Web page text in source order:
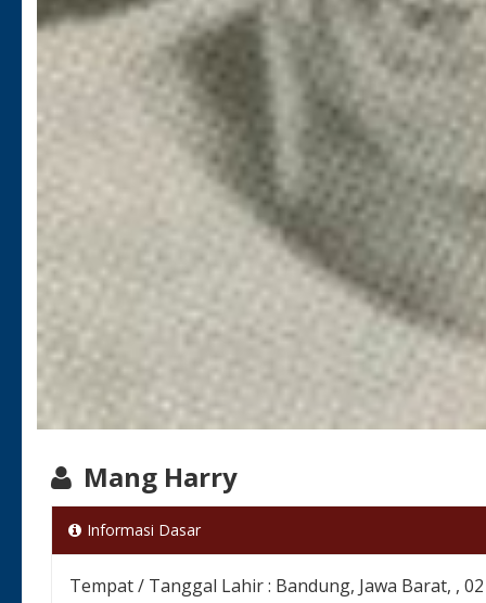
Mang Harry
Informasi Dasar
Tempat / Tanggal Lahir : Bandung, Jawa Barat, ,